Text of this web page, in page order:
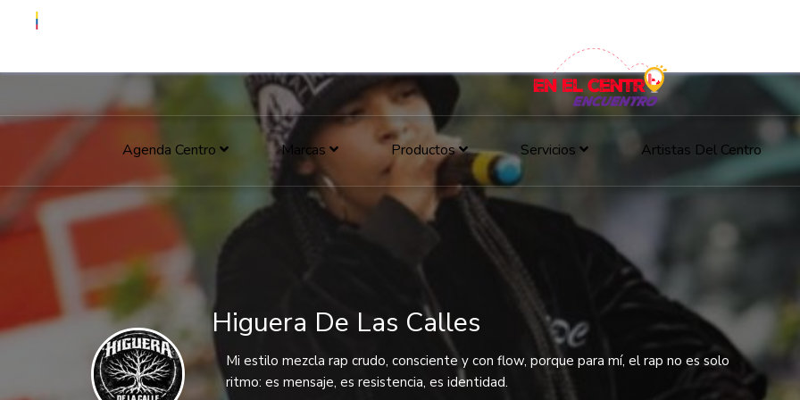
Agenda Centro Marcas Productos Servicios Artistas Del Centro
Higuera De Las Calles
Mi estilo mezcla rap crudo, consciente y con flow, porque para mí, el rap no es solo
ritmo: es mensaje, es resistencia, es identidad.